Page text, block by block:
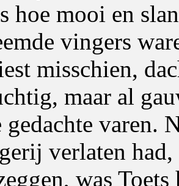
hoe mooi en
vingers
misschien,
maar al
gedachte varen.
verlaten
was Toets